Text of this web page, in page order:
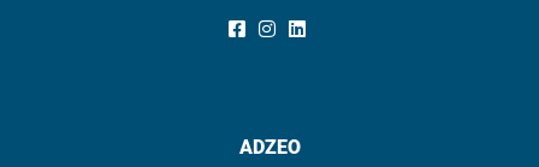
ADZEO